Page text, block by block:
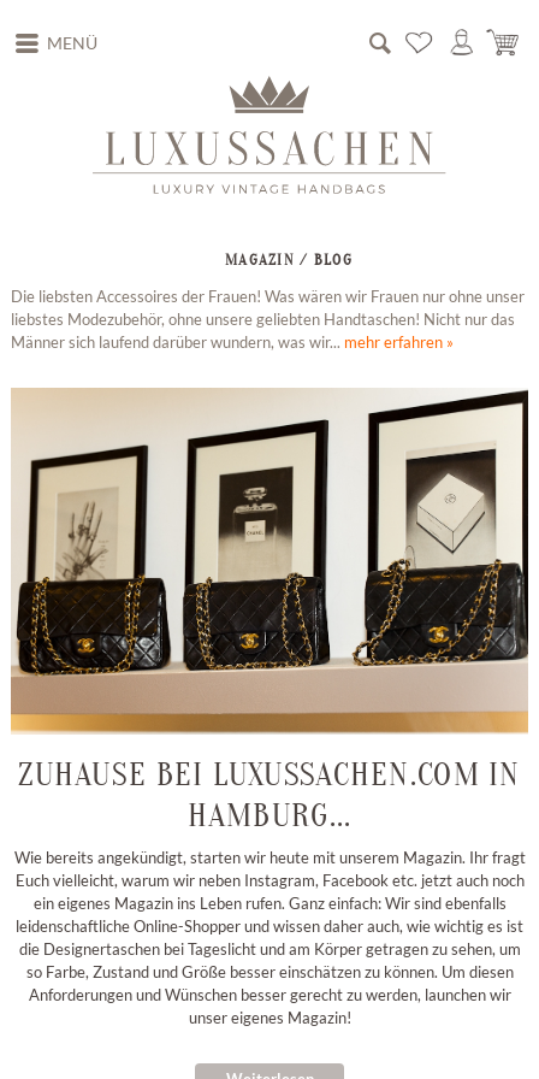
MENÜ
MAGAZIN / BLOG
Die liebsten Accessoires der Frauen! Was wären wir Frauen nur ohne unser
liebstes Modezubehör, ohne unsere geliebten Handtaschen! Nicht nur das
Männer sich laufend darüber wundern, was wir... mehr erfahren »
ZUHAUSE BEI LUXUSSACHEN.COM IN
HAMBURG...
Wie bereits angekündigt, starten wir heute mit unserem Magazin. Ihr fragt
Euch vielleicht, warum wir neben Instagram, Facebook etc. jetzt auch noch
ein eigenes Magazin ins Leben rufen. Ganz einfach: Wir sind ebenfalls
leidenschaftliche Online-Shopper und wissen daher auch, wie wichtig es ist
die Designertaschen bei Tageslicht und am Körper getragen zu sehen, um
so Farbe, Zustand und Größe besser einschätzen zu können. Um diesen
Anforderungen und Wünschen besser gerecht zu werden, launchen wir
unser eigenes Magazin!